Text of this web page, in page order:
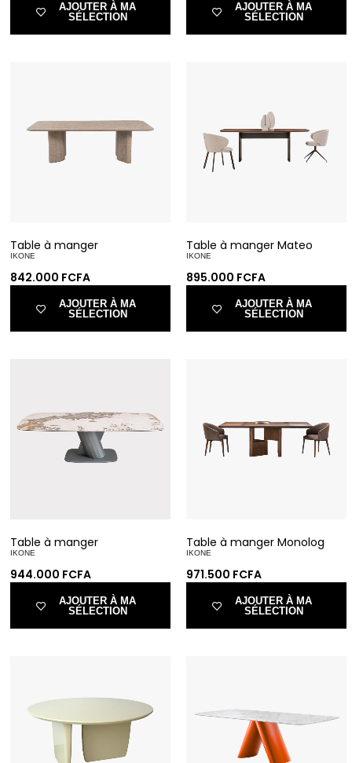
AJOUTER À MA
SÉLECTION
AJOUTER À MA
SÉLECTION
Table à manger
IKONE
842.000 FCFA
AJOUTER À MA
SÉLECTION
Table à manger Mateo
IKONE
895.000 FCFA
AJOUTER À MA
SÉLECTION
Table à manger
IKONE
944.000 FCFA
AJOUTER À MA
SÉLECTION
Table à manger Monolog
IKONE
971.500 FCFA
AJOUTER À MA
SÉLECTION